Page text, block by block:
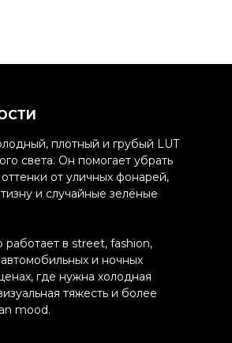
плотный и грубый LUT
света. Он помогает убрать
от уличных фонарей,
и случайные зелёные
в street, fashion,
и ночных
где нужна холодная
тяжесть и более
mood.